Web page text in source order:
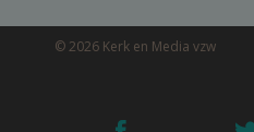
© 2026 Kerk en Media vzw